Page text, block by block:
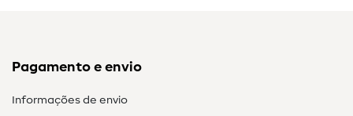
Pagamento e envio
Informações de envio